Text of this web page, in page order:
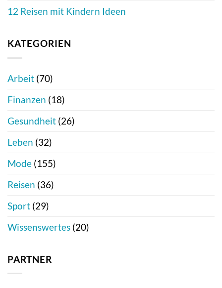
12 Reisen mit Kindern Ideen
KATEGORIEN
Arbeit (70)
Finanzen (18)
Gesundheit (26)
Leben (32)
Mode (155)
Reisen (36)
Sport (29)
Wissenswertes (20)
PARTNER